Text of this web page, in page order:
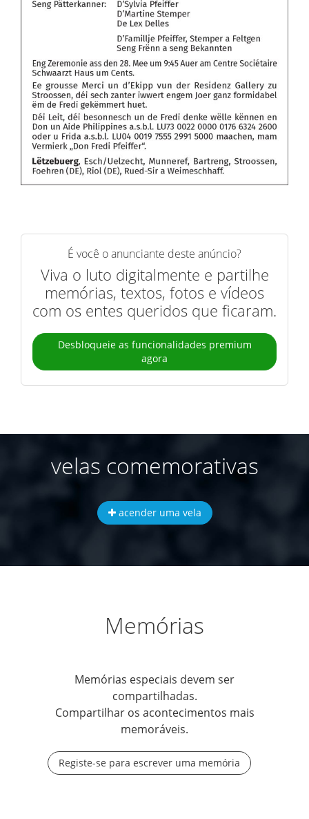
É você o anunciante deste anúncio?
Viva o luto digitalmente e partilhe
memórias, textos, fotos e vídeos
com os entes queridos que ficaram.
Desbloqueie as funcionalidades premium
agora
velas comemorativas
acender uma vela
Memórias
Memórias especiais devem ser
compartilhadas.
Compartilhar os acontecimentos mais
memoráveis.
Registe-se para escrever uma memória